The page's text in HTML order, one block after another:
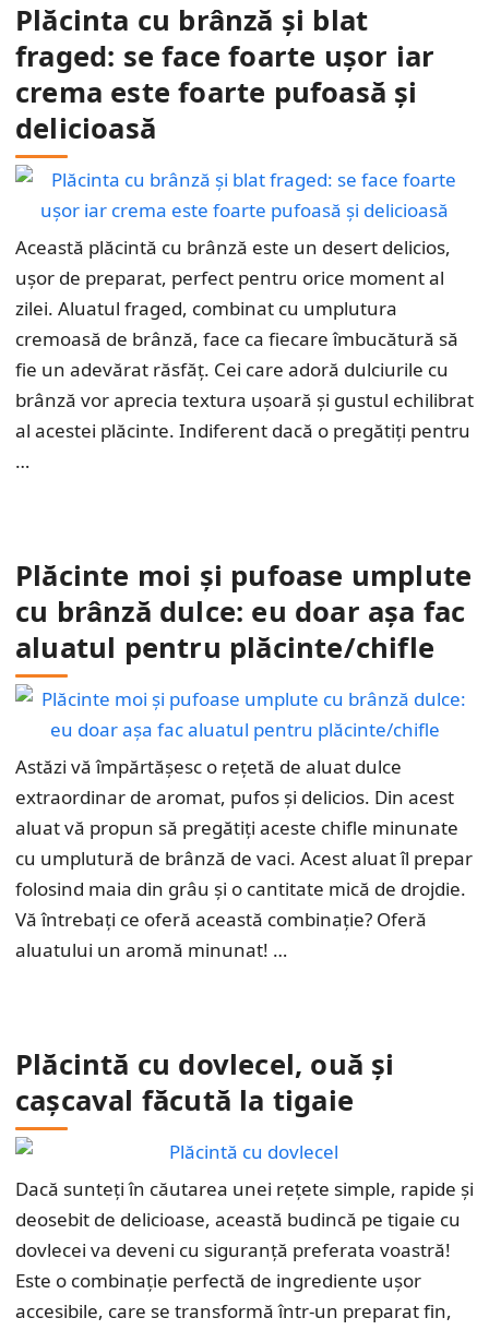
Plăcinta cu brânză și blat
fraged: se face foarte ușor iar
crema este foarte pufoasă și
delicioasă
Această plăcintă cu brânză este un desert delicios,
ușor de preparat, perfect pentru orice moment al
zilei. Aluatul fraged, combinat cu umplutura
cremoasă de brânză, face ca fiecare îmbucătură să
fie un adevărat răsfăț. Cei care adoră dulciurile cu
brânză vor aprecia textura ușoară și gustul echilibrat
al acestei plăcinte. Indiferent dacă o pregătiți pentru
…
Plăcinte moi și pufoase umplute
cu brânză dulce: eu doar așa fac
aluatul pentru plăcinte/chifle
Astăzi vă împărtășesc o rețetă de aluat dulce
extraordinar de aromat, pufos și delicios. Din acest
aluat vă propun să pregătiți aceste chifle minunate
cu umplutură de brânză de vaci. Acest aluat îl prepar
folosind maia din grâu și o cantitate mică de drojdie.
Vă întrebați ce oferă această combinație? Oferă
aluatului un aromă minunat! …
Plăcintă cu dovlecel, ouă și
cașcaval făcută la tigaie
Dacă sunteți în căutarea unei rețete simple, rapide și
deosebit de delicioase, această budincă pe tigaie cu
dovlecei va deveni cu siguranță preferata voastră!
Este o combinație perfectă de ingrediente ușor
accesibile, care se transformă într-un preparat fin,